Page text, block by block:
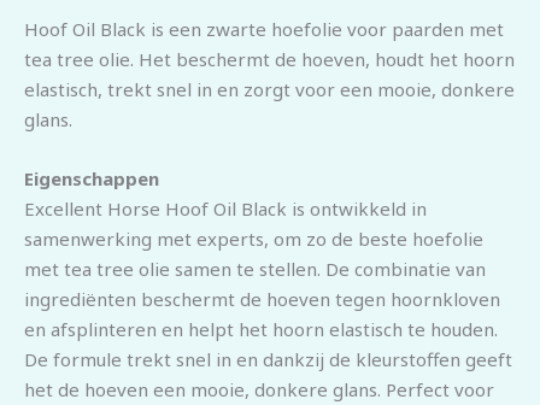
Hoof Oil Black is een zwarte hoefolie voor paarden met
tea tree olie. Het beschermt de hoeven, houdt het hoorn
elastisch, trekt snel in en zorgt voor een mooie, donkere
glans.
Eigenschappen
Excellent Horse Hoof Oil Black is ontwikkeld in
samenwerking met experts, om zo de beste hoefolie
met tea tree olie samen te stellen. De combinatie van
ingrediënten beschermt de hoeven tegen hoornkloven
en afsplinteren en helpt het hoorn elastisch te houden.
De formule trekt snel in en dankzij de kleurstoffen geeft
het de hoeven een mooie, donkere glans. Perfect voor